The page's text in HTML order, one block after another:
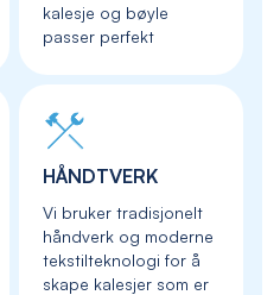
kalesje og bøyle
passer perfekt
HÅNDTVERK
Vi bruker tradisjonelt
håndverk og moderne
tekstilteknologi for å
skape kalesjer som er